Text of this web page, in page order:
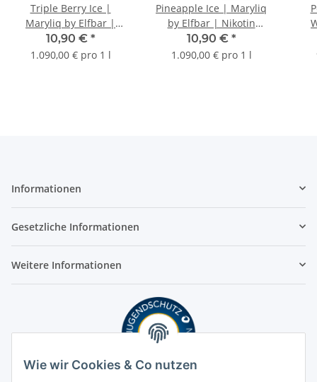
Triple Berry Ice |
Maryliq by Elfbar |
Nikotin 10mg/ml |
Liquid | 10ml
10,90 € *
1.090,00 € pro 1 l
Pineapple Ice | Maryliq
by Elfbar | Nikotin
10mg/ml | Liquid | 10ml
10,90 € *
1.090,00 € pro 1 l
Informationen
Gesetzliche Informationen
Weitere Informationen
Wie wir Cookies & Co nutzen